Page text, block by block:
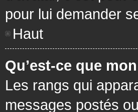
pour lui demander
Haut
Qu’est-ce que
Les rangs qui
messages postés